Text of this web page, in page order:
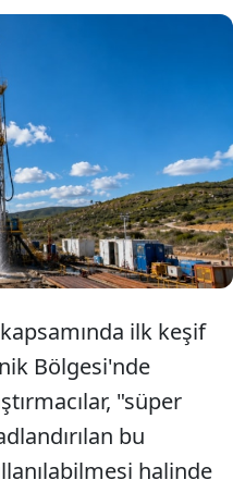
ve enerji uzmanları,
altındaki 400
jeotermal
yeni nesil sondaj
Amaç, bugüne kadar
çok daha yüksek
kuyudan kat kat fazla
ilk keşif
Bölgesi'nde
"süper
bu
halinde